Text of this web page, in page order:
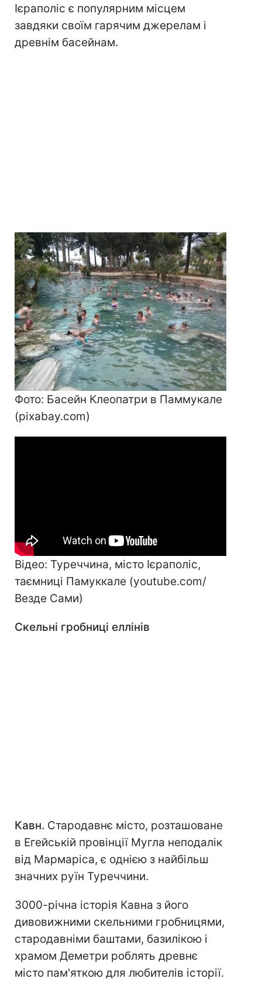
Ієраполіс є популярним місцем
завдяки своїм гарячим джерелам і
древнім басейнам.
Фото: Басейн Клеопатри в Паммукале
(pixabay.com)
Відео: Туреччина, місто Ієраполіс,
таємниці Памуккале (youtube.com/
Везде Сами)
Скельні гробниці еллінів
Кавн. Стародавнє місто, розташоване
в Егейській провінції Мугла неподалік
від Мармаріса, є однією з найбільш
значних руїн Туреччини.
3000-річна історія Кавна з його
дивовижними скельними гробницями,
стародавніми баштами, базилікою і
храмом Деметри роблять древнє
місто пам'яткою для любителів історії.